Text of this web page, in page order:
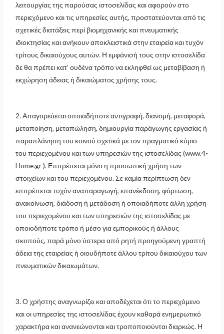
λειτουργίας της παρούσας ιστοσελίδας και αφορούν στο
περιεχόμενο και τις υπηρεσίες αυτής, προστατεύονται από τις
σχετικές διατάξεις περί βιομηχανικής και πνευματικής
ιδιοκτησίας και ανήκουν αποκλειστικά στην εταιρεία και τυχόν
τρίτους δικαιούχους αυτών. Η εμφάνισή τους στην ιστοσελίδα
δε θα πρέπει κατ’ ουδένα τρόπο να εκληφθεί ως μεταβίβαση ή
εκχώρηση άδειας ή δικαιώματος χρήσης τους.
2. Απαγορεύεται οποιαδήποτε αντιγραφή, διανομή, μεταφορά,
μεταποίηση, μεταπώληση, δημιουργία παράγωγης εργασίας ή
παραπλάνηση του κοινού σχετικά με τον πραγματικό κύριο
του περιεχομένου και των υπηρεσιών της ιστοσελίδας (www.4-
Home.gr ). Επιτρέπεται μόνο η προσωπική χρήση των
στοιχείων και του περιεχομένου. Σε καμία περίπτωση δεν
επιτρέπεται τυχόν αναπαραγωγή, επανέκδοση, φόρτωση,
ανακοίνωση, διάδοση ή μετάδοση ή οποιαδήποτε άλλη χρήση
του περιεχομένου και των υπηρεσιών της ιστοσελίδας με
οποιοδήποτε τρόπο ή μέσο για εμπορικούς ή άλλους
σκοπούς, παρά μόνο ύστερα από ρητή προηγούμενη γραπτή
άδεια της εταιρείας ή οιουδήποτε άλλου τρίτου δικαιούχου των
πνευματικών δικαιωμάτων.
3. Ο χρήστης αναγνωρίζει και αποδέχεται ότι το περιεχόμενο
και οι υπηρεσίες της ιστοσελίδας έχουν καθαρά ενημερωτικό
χαρακτήρα και ανανεώνονται και τροποποιούνται διαρκώς. Η